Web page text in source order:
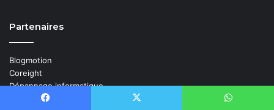
Partenaires
Blogmotion
Coreight
Dépannage informatique
IT-Connect